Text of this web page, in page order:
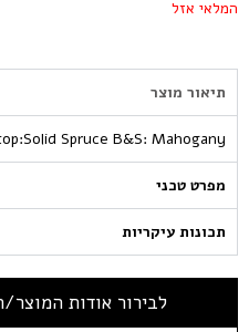
המלאי אזל
תיאור מוצר
Spruce B&S: Mahogany
מפרט טכני
תכונות עיקריות
לבירור אודות